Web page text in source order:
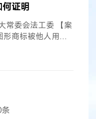
报，于2016年4月
潭市月湖区胜利东
证明
常委会法工委 【案
形商标被他人用作
）粤73民终
人民法院
权。叶孟宗是广州